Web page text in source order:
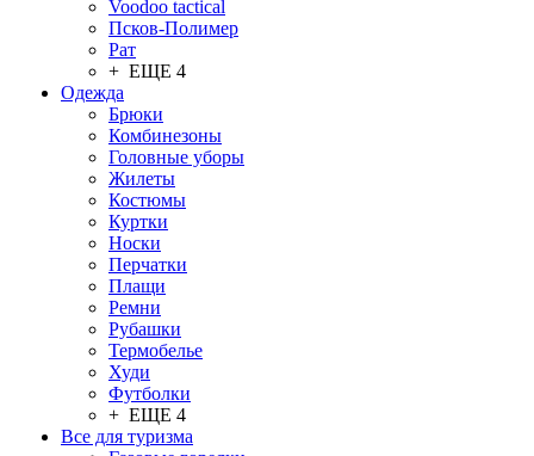
Voodoo tactical
Псков-Полимер
Рат
+ ЕЩЕ 4
Одежда
Брюки
Комбинезоны
Головные уборы
Жилеты
Костюмы
Куртки
Носки
Перчатки
Плащи
Ремни
Рубашки
Термобелье
Худи
Футболки
+ ЕЩЕ 4
Все для туризма